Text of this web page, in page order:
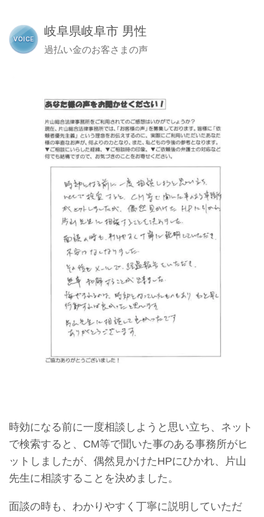
岐阜県岐阜市 男性
過払い金のお客さまの声
時効になる前に一度相談しようと思い立ち、ネット
で検索すると、CM等で聞いた事のある事務所がヒ
ットしましたが、偶然見かけたHPにひかれ、片山
先生に相談することを決めました。
面談の時も、わかりやすく丁寧に説明していただ